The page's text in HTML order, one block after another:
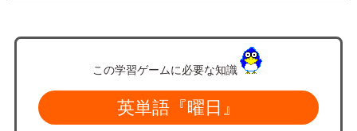
この学習ゲームに必要な知識
英単語『曜日』